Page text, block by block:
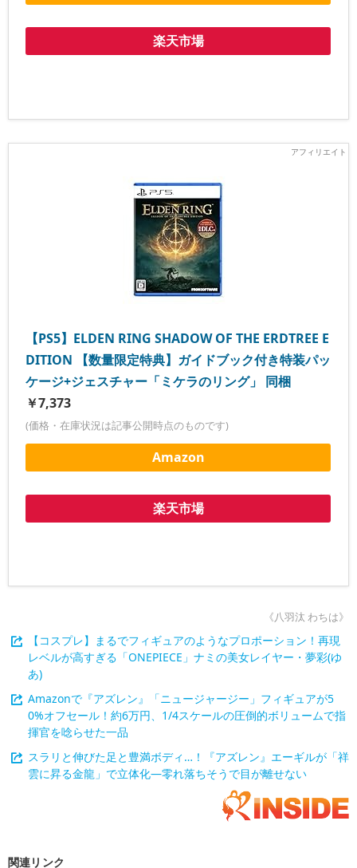
楽天市場
【PS5】ELDEN RING SHADOW OF THE ERDTREE E
DITION 【数量限定特典】ガイドブック付き特装パッ
ケージ+ジェスチャー「ミケラのリング」 同梱
￥7,373
(価格・在庫状況は記事公開時点のものです)
Amazon
楽天市場
《八羽汰 わちは》
【コスプレ】まるでフィギュアのようなプロポーション！再現
レベルが高すぎる「ONEPIECE」ナミの美女レイヤー・夢彩(ゆ
あ)
Amazonで『アズレン』「ニュージャージー」フィギュアが5
0%オフセール！約6万円、1/4スケールの圧倒的ボリュームで指
揮官を唸らせた一品
スラリと伸びた足と豊満ボディ…！『アズレン』エーギルが「祥
雲に昇る金龍」で立体化―零れ落ちそうで目が離せない
関連リンク